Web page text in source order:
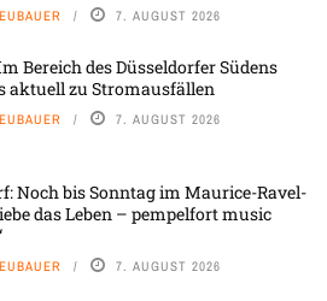
7. AUGUST 2026
Bereich des Düsseldorfer Südens
aktuell zu Stromausfällen
7. AUGUST 2026
Noch bis Sonntag im Maurice-Ravel-
das Leben – pempelfort music
7. AUGUST 2026